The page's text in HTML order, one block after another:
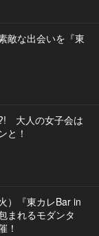
敵な出会いを『東
大人の女子会は
と！
）『東カレBar in
まれるモダンタ
！